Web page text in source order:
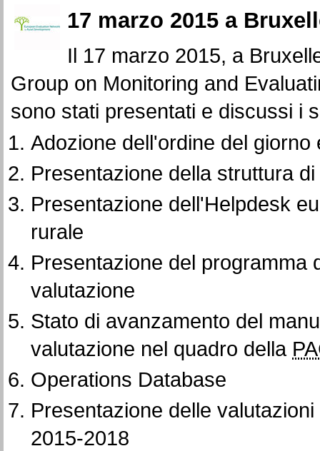
17 marzo 2015 a
Il 17 marzo 2015, a
Group on Monitoring and
sono stati presentati e discussi i
Adozione dell'ordine del
Presentazione della struttura
Presentazione dell'Helpdesk
rurale
Presentazione del programma
valutazione
Stato di avanzamento del
valutazione nel quadro della
Operations Database
Presentazione delle
2015-2018